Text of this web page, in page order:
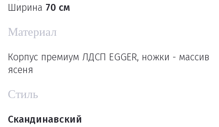
Ширина 70 см
Материал
Корпус премиум ЛДСП EGGER, ножки - массив
ясеня
Стиль
Скандинавский